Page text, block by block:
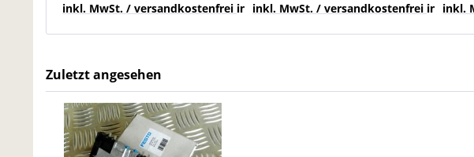
inkl. MwSt. / versandkostenfrei innerhalb Deutschlands
inkl. MwSt. / versandkostenfrei
inkl.
Zuletzt angesehen